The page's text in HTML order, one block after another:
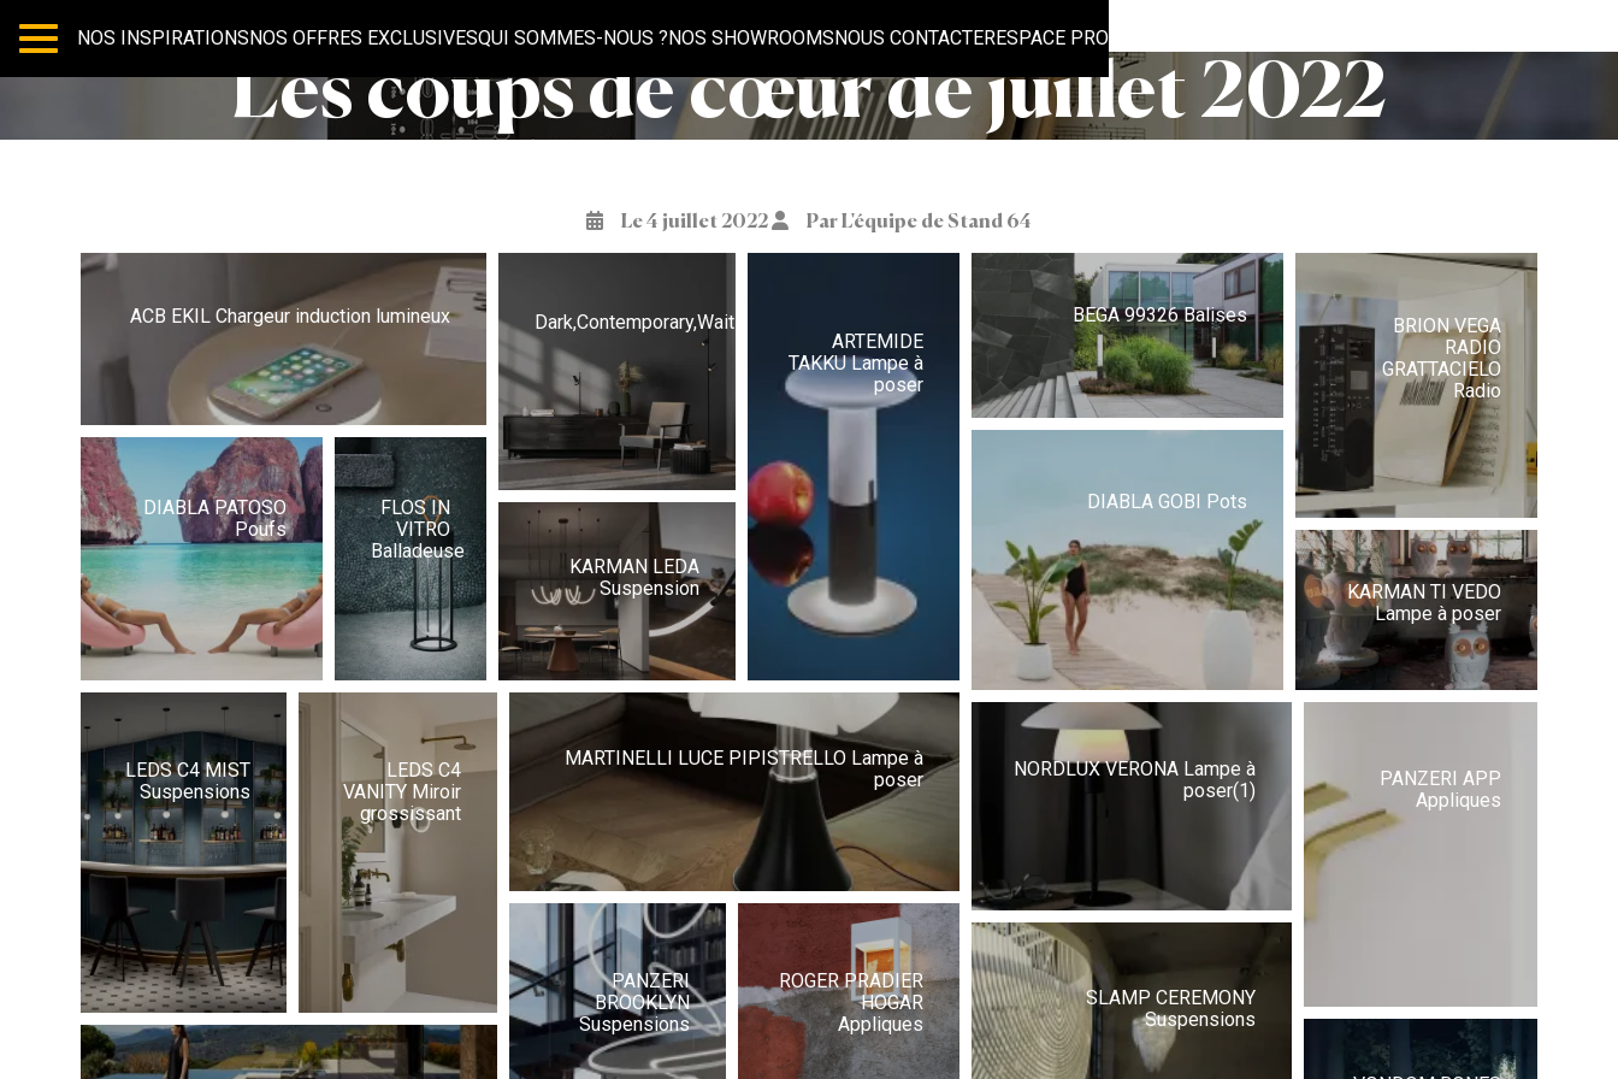
NOS INSPIRATIONSNOS OFFRES EXCLUSIVESQUI SOMMES-NOUS ?NOS SHOWROOMSNOUS CONTACTERESPACE PRO
Les coups de cœur de juillet 2022
Le 4 juillet 2022 Par L'équipe de Stand 64
ACB EKIL Chargeur induction lumineux
Dark,Contemporary,Waiting,Room,Interior,With,Wooden,Sideboard,,Small,Coffee
ARTEMIDE
TAKKU Lampe à
poser
BEGA 99326 Balises
BRION VEGA
RADIO
GRATTACIELO
Radio
DIABLA GOBI Pots
DIABLA PATOSO
Poufs
FLOS IN
VITRO
Balladeuse
KARMAN LEDA
Suspension
KARMAN TI VEDO
Lampe à poser
LEDS C4 MIST
Suspensions
LEDS C4
VANITY Miroir
grossissant
MARTINELLI LUCE PIPISTRELLO Lampe à
poser
NORDLUX VERONA Lampe à
poser(1)
PANZERI APP
Appliques
PANZERI
BROOKLYN
Suspensions
ROGER PRADIER
HOGAR
Appliques
SLAMP CEREMONY
Suspensions